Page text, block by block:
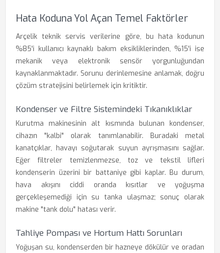
Hata Koduna Yol Açan Temel Faktörler
Arçelik teknik servis verilerine göre, bu hata kodunun
%85'i kullanıcı kaynaklı bakım eksikliklerinden, %15'i ise
mekanik veya elektronik sensör yorgunluğundan
kaynaklanmaktadır. Sorunu derinlemesine anlamak, doğru
çözüm stratejisini belirlemek için kritiktir.
Kondenser ve Filtre Sistemindeki Tıkanıklıklar
Kurutma makinesinin alt kısmında bulunan kondenser,
cihazın "kalbi" olarak tanımlanabilir. Buradaki metal
kanatçıklar, havayı soğutarak suyun ayrışmasını sağlar.
Eğer filtreler temizlenmezse, toz ve tekstil lifleri
kondenserin üzerini bir battaniye gibi kaplar. Bu durum,
hava akışını ciddi oranda kısıtlar ve yoğuşma
gerçekleşemediği için su tanka ulaşmaz; sonuç olarak
makine "tank dolu" hatası verir.
Tahliye Pompası ve Hortum Hattı Sorunları
Yoğuşan su, kondenserden bir hazneye dökülür ve oradan